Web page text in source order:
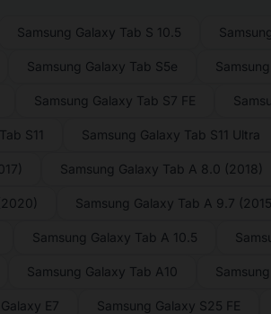
Samsung Galaxy Tab S 10.5
Samsung Galaxy Tab S5e
Samsung Galaxy Tab S7 FE
S11 Samsung Galaxy Tab S11 Ultra
Samsung Galaxy Tab A 8.0 (2018)
Samsung Galaxy Tab A 9.7
Samsung Galaxy Tab A 10.5
Samsung Galaxy Tab A10
E7 Samsung Galaxy S25 FE